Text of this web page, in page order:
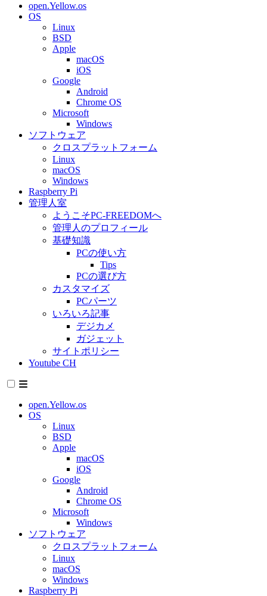
open.Yellow.os
OS
Linux
BSD
Apple
macOS
iOS
Google
Android
Chrome OS
Microsoft
Windows
ソフトウェア
クロスプラットフォーム
Linux
macOS
Windows
Raspberry Pi
管理人室
ようこそPC-FREEDOMへ
管理人のプロフィール
基礎知識
PCの使い方
Tips
PCの選び方
カスタマイズ
PCパーツ
いろいろ記事
デジカメ
ガジェット
サイトポリシー
Youtube CH
open.Yellow.os
OS
Linux
BSD
Apple
macOS
iOS
Google
Android
Chrome OS
Microsoft
Windows
ソフトウェア
クロスプラットフォーム
Linux
macOS
Windows
Raspberry Pi